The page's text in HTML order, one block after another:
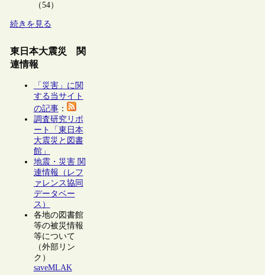
（54）
続きを見る
東日本大震災 関
連情報
「災害」に関
する当サイト
の記事：
調査研究リポ
ート「東日本
大震災と図書
館」
地震・災害 関
連情報（レフ
ァレンス協同
データベー
ス）
各地の図書館
等の被災情報
等について
（外部リン
ク）
saveMLAK